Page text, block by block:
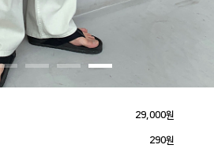
29,000원
290원